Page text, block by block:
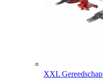
XXL Gereedschap